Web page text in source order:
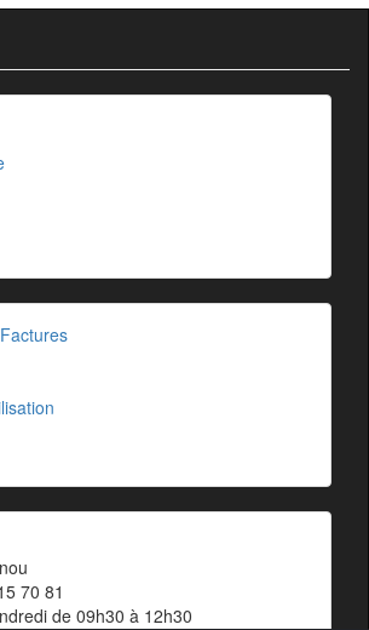
70 81
de 09h30 à 12h30